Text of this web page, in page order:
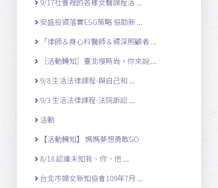
9/17社會裡的各樣女聲課程活 ...
安盛投資落實ESG策略 協助新 ...
「律師＆身心科醫師＆資深照顧者 ...
［活動轉知］臺北慢時尚，你來說 ...
9/8 生活法律課程-與自己和 ...
9/3 生活法律課程-法院訴訟 ...
活動
【活動轉知】 媽媽夢想勇敢GO
8/18 認識未知我、你、他 ...
台北市婦女新知協會109年7月 ...